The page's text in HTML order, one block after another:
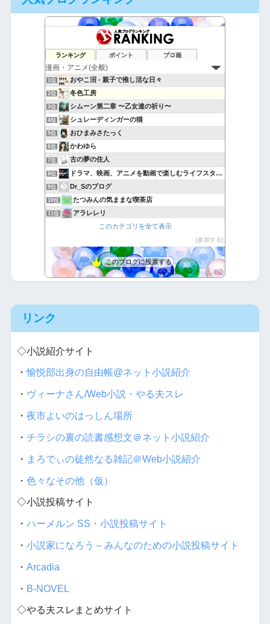
ランキング ポイント ブロ画
1位 おやこ沼 - 親子で推し活な日々
2位 冬色工房
3位 シムーン第二章 〜乙女達の祈り〜
4位 シュレーディンガーの猫
5位 おひまみさたっく
6位 かわゆら
7位 古の夢の住人
8位 ドラマ、映画、アニメを動画で楽しむライフスタイル
9位 Dr_Sのブログ
10位 たつみんの気ままな喫茶店
11位 アラレレリ
もぐもく独り言
14位 アニメ情報館
15位 漫画とか。日々の萌えとか。
このカテゴリを全て表示
参加する
このブログに投票する
リンク
◇小説紹介サイト
・愉悦部出身の自由帳@ネット小説紹介
・ ヴィーナさん/Web小説・やる夫スレ
・ 夜市よいのはっしん場所
・ チラシの裏の読書感想文＠ネット小説紹介
・ まろでぃの徒然なる雑記＠Web小説紹介
・ 色々なその他（仮）
◇小説投稿サイト
・ ハーメルン SS・小説投稿サイト
・ 小説家になろう – みんなのための小説投稿サイト
・ Arcadia
・ B-NOVEL
◇やる夫スレまとめサイト